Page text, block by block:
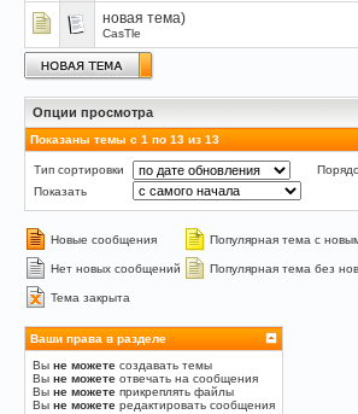
новая тема)
CasTle
Опции просмотра
Показаны темы с 1 по 13 из 13
Тип сортировки
Показать
Новые сообщения Популярная тема с
Нет новых сообщений Популярная тема без
Тема закрыта
Ваши права в разделе
Вы не можете создавать темы
Вы не можете отвечать на сообщения
Вы не можете прикреплять файлы
Вы не можете редактировать сообщения